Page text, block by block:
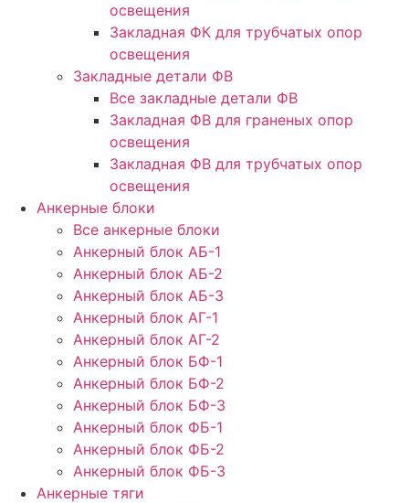
освещения
Закладная ФК для трубчатых опор
освещения
Закладные детали ФВ
Все закладные детали ФВ
Закладная ФВ для граненых опор
освещения
Закладная ФВ для трубчатых опор
освещения
Анкерные блоки
Все анкерные блоки
Анкерный блок АБ-1
Анкерный блок АБ-2
Анкерный блок АБ-3
Анкерный блок АГ-1
Анкерный блок АГ-2
Анкерный блок БФ-1
Анкерный блок БФ-2
Анкерный блок БФ-3
Анкерный блок ФБ-1
Анкерный блок ФБ-2
Анкерный блок ФБ-3
Анкерные тяги